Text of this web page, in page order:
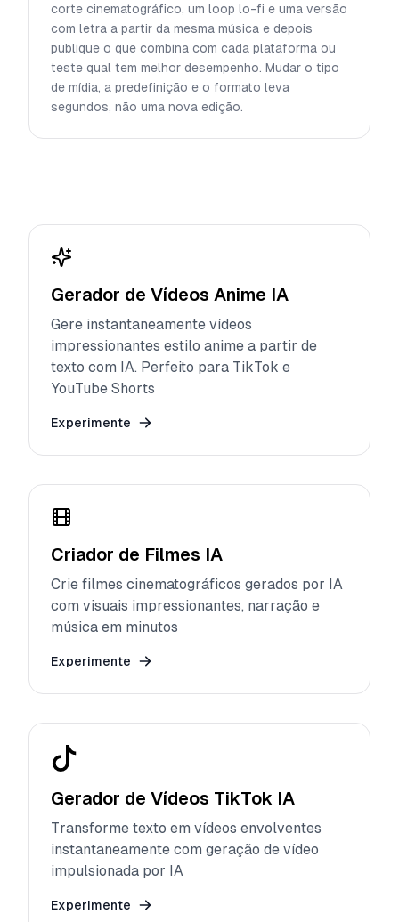
corte cinematográfico, um loop lo-fi e uma versão
com letra a partir da mesma música e depois
publique o que combina com cada plataforma ou
teste qual tem melhor desempenho. Mudar o tipo
de mídia, a predefinição e o formato leva
segundos, não uma nova edição.
Gerador de Vídeos Anime IA
Gere instantaneamente vídeos
impressionantes estilo anime a partir de
texto com IA. Perfeito para TikTok e
YouTube Shorts
Experimente
Criador de Filmes IA
Crie filmes cinematográficos gerados por IA
com visuais impressionantes, narração e
música em minutos
Experimente
Gerador de Vídeos TikTok IA
Transforme texto em vídeos envolventes
instantaneamente com geração de vídeo
impulsionada por IA
Experimente